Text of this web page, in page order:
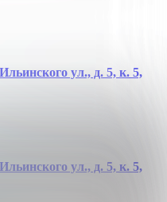
ул., д. 5, к. 5,
ул., д. 5, к. 5,